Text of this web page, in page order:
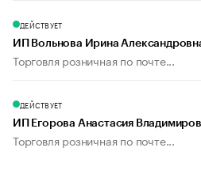
ДЕЙСТВУЕТ
ИП Вольнова Ирина
Торговля розничная по почте...
ДЕЙСТВУЕТ
ИП Егорова Анастасия
Торговля розничная по почте...